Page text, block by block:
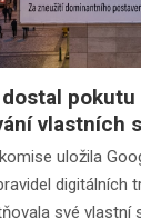
vlastních
uložila
digitálních
své vlastní